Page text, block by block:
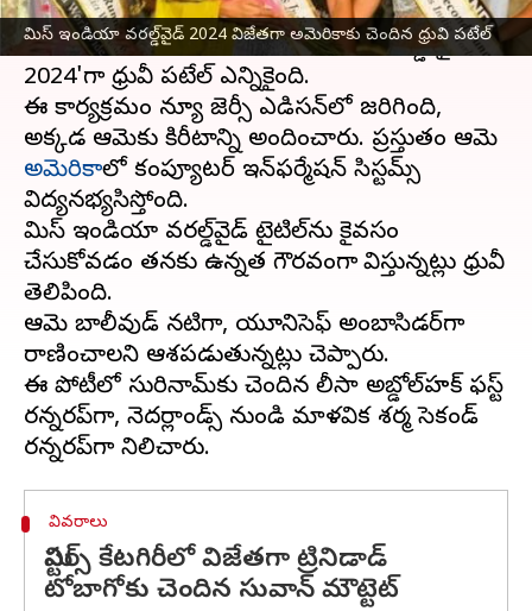
మిస్ ఇండియా వరల్డ్‌వైడ్ 2024 విజేతగా అమెరికాకు చెందిన ధ్రువి పటేల్
భారత్‌ వెలుపల జరిగే అతిపెద్ద అందాల పోటీలు
ముగిసాయి, అందులో 'మిస్‌ ఇండియా వరల్డ్ వైడ్‌
2024'గా ధ్రువీ పటేల్‌ ఎన్నికైంది.
ఈ కార్యక్రమం న్యూ జెర్సీ ఎడిసన్‌లో జరిగింది,
అక్కడ ఆమెకు కిరీటాన్ని అందించారు. ప్రస్తుతం ఆమె
అమెరికాలో కంప్యూటర్‌ ఇన్‌ఫర్మేషన్‌ సిస్టమ్స్‌
విద్యనభ్యసిస్తోంది.
మిస్‌ ఇండియా వరల్డ్‌వైడ్‌ టైటిల్‌ను కైవసం
చేసుకోవడం తనకు ఉన్నత గౌరవంగా భావిస్తున్నట్లు ధ్రువీ
తెలిపింది.
ఆమె బాలీవుడ్ నటిగా, యూనిసెఫ్‌ అంబాసిడర్‌గా
రాణించాలని ఆశపడుతున్నట్లు చెప్పారు.
ఈ పోటీలో సురినామ్‌కు చెందిన లీసా అబ్డోల్‌హక్‌ ఫస్ట్‌
రన్నరప్‌గా, నెదర్లాండ్స్‌ నుండి మాళవిక శర్మ సెకండ్‌
వివరాలు
మిస్టర్స్‌ కేటగిరీలో విజేతగా ట్రినిడాడ్‌
టోబాగోకు చెందిన సువాన్‌ మౌట్టెట్‌